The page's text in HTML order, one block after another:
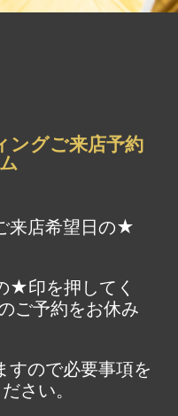
ングご来店予約
来店希望日の★
印を押してく
ご予約をお休み
ので必要事項を
さい。